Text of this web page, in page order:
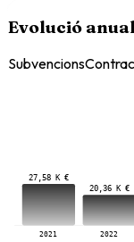
Evolució
Subvencions
27,58 K €
2021
20,36 K €
2022